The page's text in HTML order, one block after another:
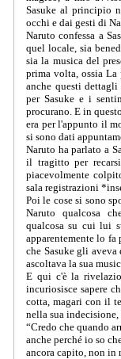
Sasuke al principio
occhi e dai gesti di
Naruto confessa a
quel locale, sia
sia la musica del
prima volta, ossia
anche questi dettagli
per Sasuke e i
procurano. E in
era per l'appunto il
si sono dati
Naruto ha parlato a
il tragitto per
piacevolmente
sala registrazioni
Poi le cose si sono
Naruto qualcosa
qualcosa su cui lui
apparentemente lo
che Sasuke gli
ascoltava la sua
E qui c'è la
incuriosisce sapere
cotta, magari con il
nella sua
“Credo che quando
anche perché io so
ancora capito, non in